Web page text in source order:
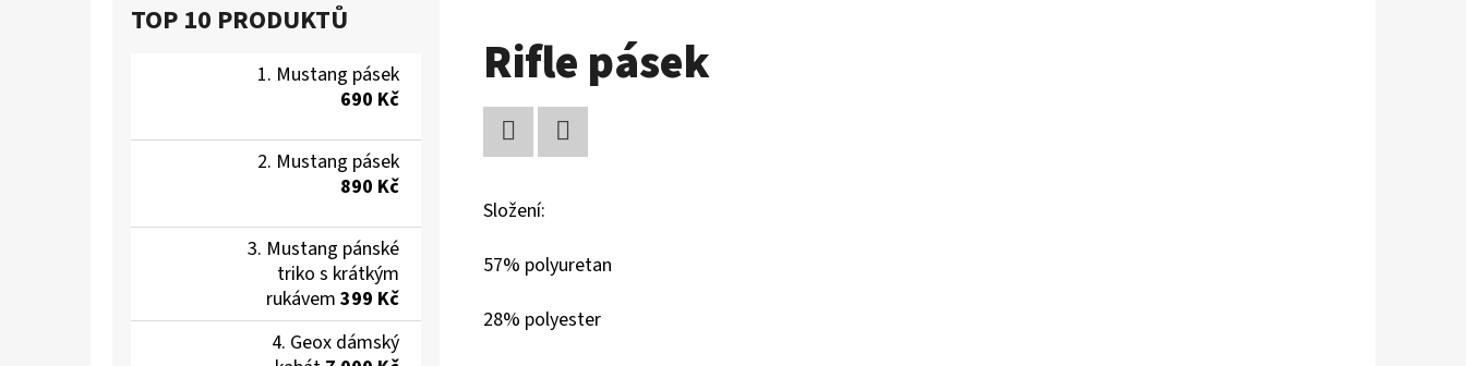
TOP 10 PRODUKTŮ
Mustang pásek
690 Kč
Mustang pásek
890 Kč
Mustang pánské
triko s krátkým
rukávem 399 Kč
Geox dámský
Rifle pásek
Složení:
57% polyuretan
28% polyester